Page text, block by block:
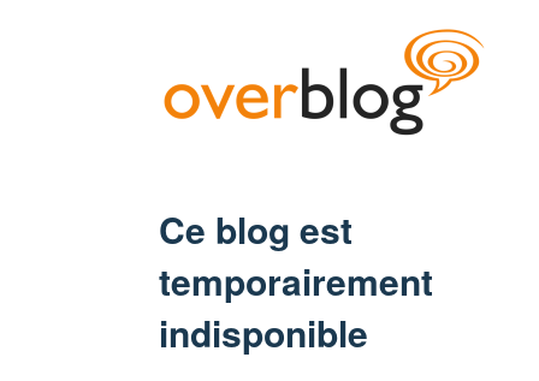
Ce blog est
temporairement
indisponible